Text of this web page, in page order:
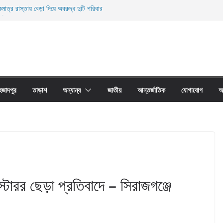
রাস্তায় বেড়া দিয়ে অবরুদ্ধ দুটি পরিবার
তাড়াশ অন্যান্য জাতীয় আন্তর্জাতিক যোগাযোগ
ছেড়া প্রতিবাদে – সিরাজগঞ্জে